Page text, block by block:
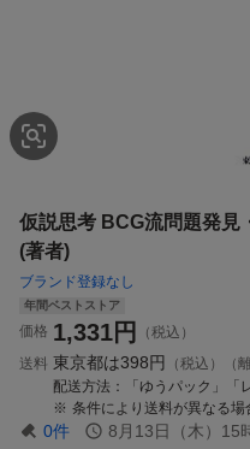
仮説思考 BCG流問題発見
(著者)
ブランド登録なし
年間ベストストア
価格 1,331円
（税込）
送料 東京都は398円
（税込）（
配送方法
条件により送料が異なる場
0件 8月13日（木）15